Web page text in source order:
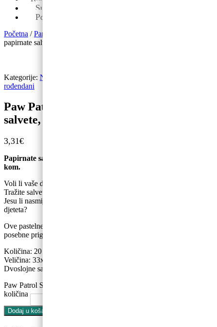
Sub: 08-13
Pon-pet: 09-19
Početna /Party program
papirnate salvete, 33 x 33 cm, 20 kom.
Kategorije: Novo
rođendani
Paw Patrol Skye i Everest papirnate
salvete, 33 x 33 cm, 20 kom.
3,31€
Papirnate salvete PAW PATROL Skye i Everest, 33x33cm, 20
kom.
Voli li vaše dijete Skye i Everest?
Tražite salvete u lijepoj, pastelnoj boji?
Jesu li nasmijani štenci iz Paw Patrola savršeni za rođendan vašeg
djeteta?
Ove pastelne salvete Paw Patrol Skye i Everest savršene su za
posebne prigode, rođendane ili tematske zabave!
Količina: 20 kom.
Veličina: 33x33cm.
Dvoslojne salvete.
Paw Patrol Skye i Everest papirnate salvete, 33 x 33 cm, 20 kom.
količina
Dodaj u košaricu